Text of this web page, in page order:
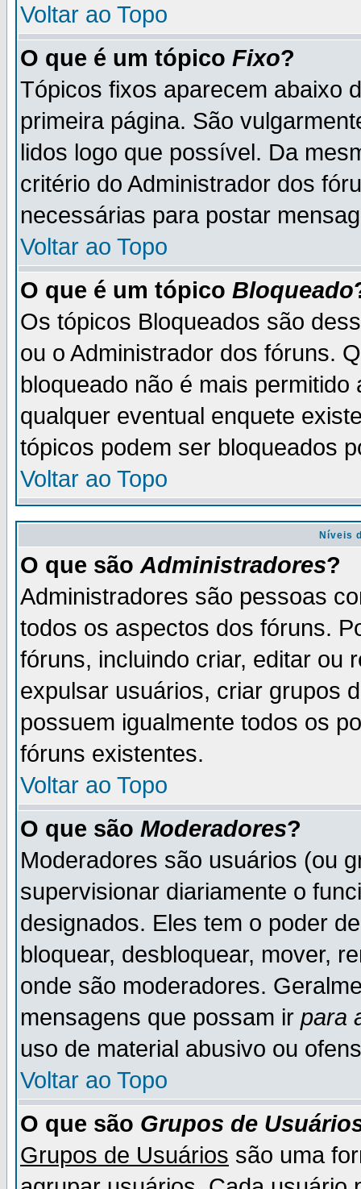
Voltar ao Topo
O que é um tópico Fixo?
Tópicos fixos aparecem abaixo
primeira página. São
lidos logo que possível. Da
critério do Administrador dos
necessárias para postar
Voltar ao Topo
O que é um tópico Bloqueado
Os tópicos Bloqueados são
ou o Administrador dos fóruns.
bloqueado não é mais
qualquer eventual enquete
tópicos podem ser bloqueados
Voltar ao Topo
Níveis
O que são Administradores?
Administradores são pessoas
todos os aspectos dos fóruns.
fóruns, incluindo criar, editar ou
expulsar usuários, criar grupos
possuem igualmente todos os
fóruns existentes.
Voltar ao Topo
O que são Moderadores?
Moderadores são usuários (ou
supervisionar diariamente o
designados. Eles tem o poder
bloquear, desbloquear, mover,
onde são moderadores.
mensagens que possam ir para
uso de material abusivo ou
Voltar ao Topo
O que são Grupos de
Grupos de Usuários são uma